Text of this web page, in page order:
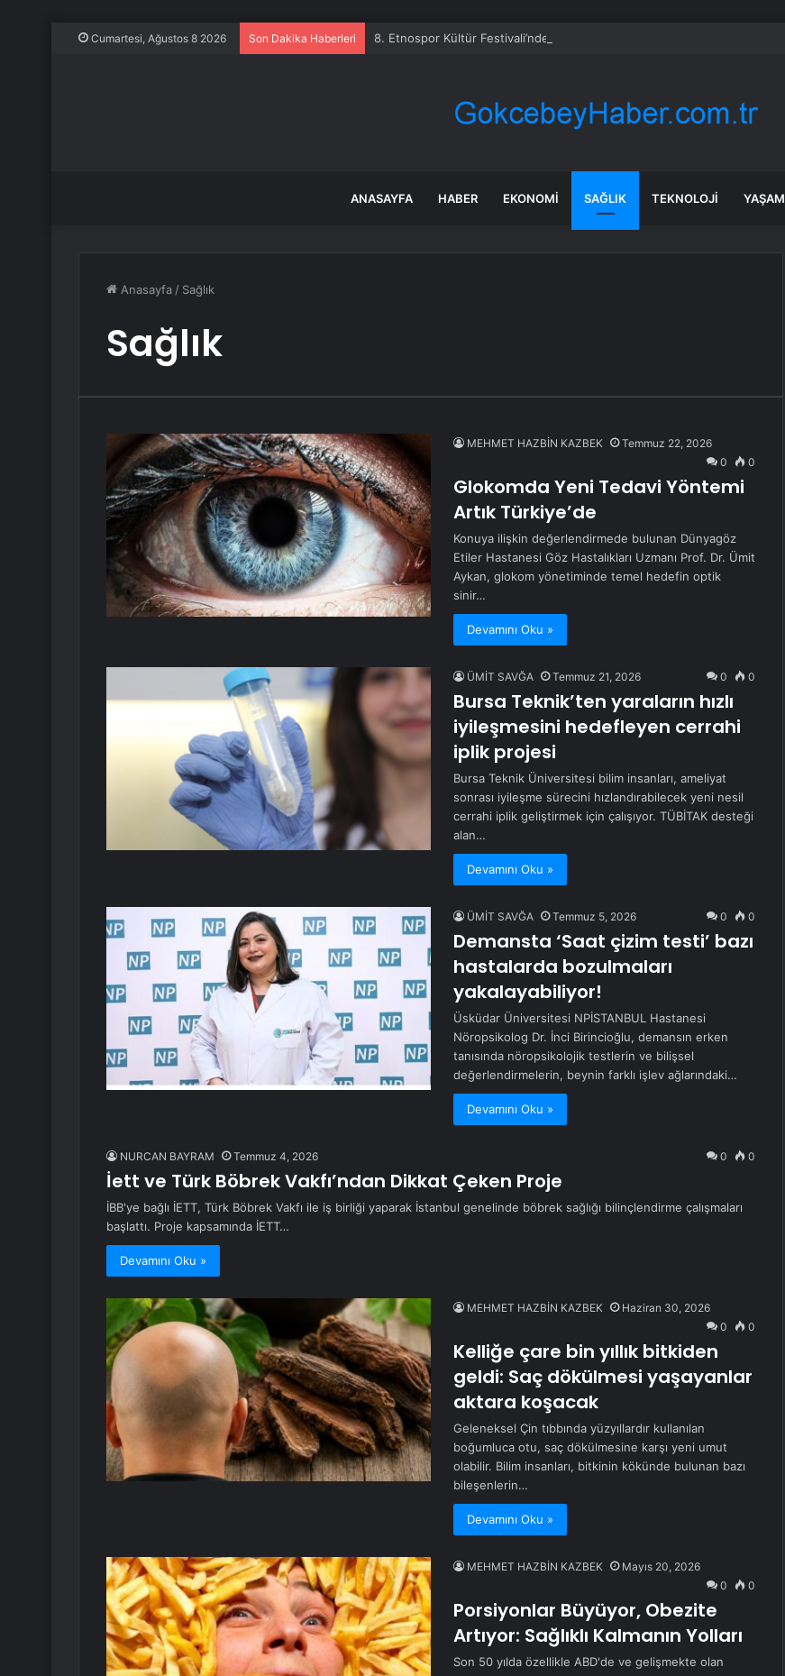
Cumartesi, Ağustos 8 2026 Son Dakika Haberleri 8. Etnospor Kültür Festivali’nde görkemli kapanış
ANASAYFA HABER EKONOMI SAĞLIK TEKNOLOJI YAŞAM
Anasayfa / Sağlık
Sağlık
MEHMET HAZBİN KAZBEK
Temmuz 22, 2026
0
0
Glokomda Yeni Tedavi Yöntemi
Artık Türkiye’de
Konuya ilişkin değerlendirmede bulunan Dünyagöz
Etiler Hastanesi Göz Hastalıkları Uzmanı Prof. Dr. Ümit
Aykan, glokom yönetiminde temel hedefin optik
sinir…
Devamını Oku »
ÜMİT SAVĞA Temmuz 21, 2026 0 0
Bursa Teknik’ten yaraların hızlı
iyileşmesini hedefleyen cerrahi
iplik projesi
Bursa Teknik Üniversitesi bilim insanları, ameliyat
sonrası iyileşme sürecini hızlandırabilecek yeni nesil
cerrahi iplik geliştirmek için çalışıyor. TÜBİTAK desteği
alan…
Devamını Oku »
ÜMİT SAVĞA Temmuz 5, 2026 0 0
Demansta ‘Saat çizim testi’ bazı
hastalarda bozulmaları
yakalayabiliyor!
Üsküdar Üniversitesi NPİSTANBUL Hastanesi
Nöropsikolog Dr. İnci Birincioğlu, demansın erken
tanısında nöropsikolojik testlerin ve bilişsel
değerlendirmelerin, beynin farklı işlev ağlarındaki…
Devamını Oku »
NURCAN BAYRAM Temmuz 4, 2026 0 0
İett ve Türk Böbrek Vakfı’ndan Dikkat Çeken Proje
İBB'ye bağlı İETT, Türk Böbrek Vakfı ile iş birliği yaparak İstanbul genelinde böbrek sağlığı bilinçlendirme çalışmaları
başlattı. Proje kapsamında İETT…
Devamını Oku »
MEHMET HAZBİN KAZBEK
Haziran 30, 2026
0
0
Kelliğe çare bin yıllık bitkiden
geldi: Saç dökülmesi yaşayanlar
aktara koşacak
Geleneksel Çin tıbbında yüzyıllardır kullanılan
boğumluca otu, saç dökülmesine karşı yeni umut
olabilir. Bilim insanları, bitkinin kökünde bulunan bazı
bileşenlerin…
Devamını Oku »
MEHMET HAZBİN KAZBEK
Mayıs 20, 2026
0
0
Porsiyonlar Büyüyor, Obezite
Artıyor: Sağlıklı Kalmanın Yolları
Son 50 yılda özellikle ABD'de ve gelişmekte olan